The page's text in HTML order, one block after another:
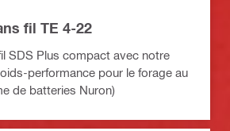
fil TE 4-22
SDS Plus compact avec notre
performance pour le forage au
de batteries Nuron)